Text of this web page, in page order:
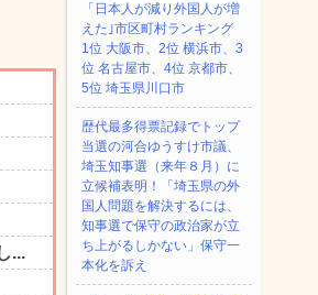
「日本人が減り外国人が増
えた｣市区町村ランキング
1位 大阪市、2位 横浜市、3
位 名古屋市、4位 京都市、
5位 埼玉県川口市
歴代最多得票記録でトップ
当選の河合ゆうすけ市議、
埼玉知事選（来年８月）に
立候補表明！「埼玉県の外
国人問題を解決するには、
知事選で保守の政治家が立
ち上がるしかない」保守一
本化を訴え